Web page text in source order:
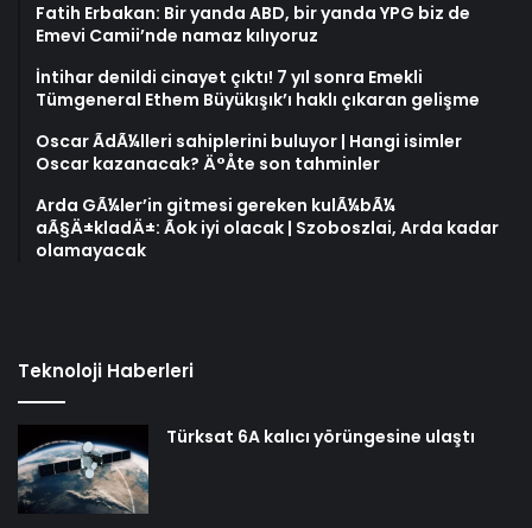
Fatih Erbakan: Bir yanda ABD, bir yanda YPG biz de
Emevi Camii’nde namaz kılıyoruz
İntihar denildi cinayet çıktı! 7 yıl sonra Emekli
Tümgeneral Ethem Büyükışık’ı haklı çıkaran gelişme
Oscar ÃdÃ¼lleri sahiplerini buluyor | Hangi isimler
Oscar kazanacak? Ä°Åte son tahminler
Arda GÃ¼ler’in gitmesi gereken kulÃ¼bÃ¼
aÃ§Ä±kladÄ±: Ãok iyi olacak | Szoboszlai, Arda kadar
olamayacak
Teknoloji Haberleri
Türksat 6A kalıcı yörüngesine ulaştı